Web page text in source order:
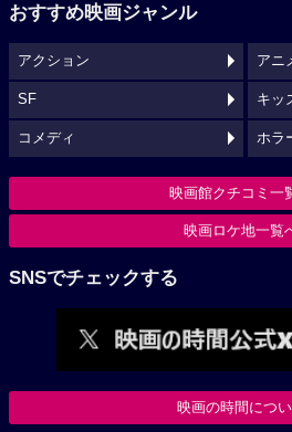
おすすめ映画ジャンル
アクション アニ
SF キッ
コメディ ホラ
映画館クチコミ一
映画ロケ地一覧
SNSでチェックする
映画の時間につ